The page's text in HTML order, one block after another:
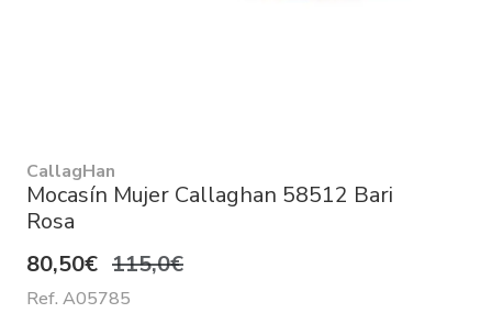
CallagHan
Mocasín Mujer Callaghan 58512 Bari
Rosa
80,50€ 115,0€
Ref. A05785